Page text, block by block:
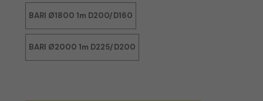
BARI Ø1800 1m D200/D160
BARI Ø2000 1m D225/D200